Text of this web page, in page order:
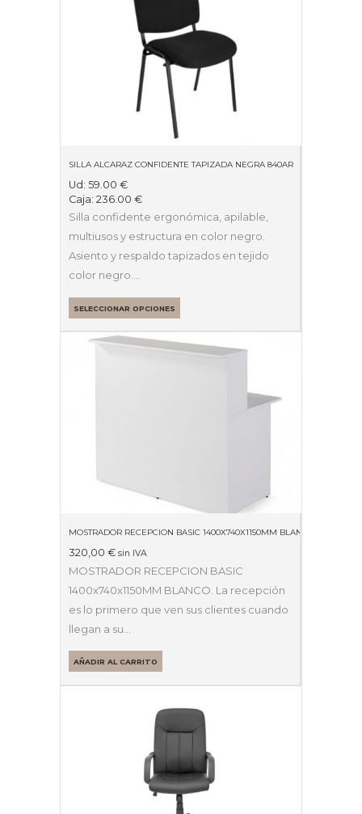
SILLA ALCARAZ CONFIDENTE TAPIZADA NEGRA 840AR
Ud: 59.00 €
Caja: 236.00 €
Silla confidente ergonómica, apilable,
multiusos y estructura en color negro.
Asiento y respaldo tapizados en tejido
color negro.…
SELECCIONAR OPCIONES
MOSTRADOR RECEPCION BASIC 1400X740X1150MM BLANCO
320,00 € sin IVA
MOSTRADOR RECEPCION BASIC
1400x740x1150MM BLANCO. La recepción
es lo primero que ven sus clientes cuando
llegan a su…
AÑADIR AL CARRITO